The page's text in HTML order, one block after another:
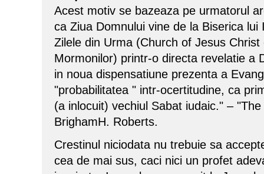
Acest motiv se bazeaza pe urmatorul
ca Ziua Domnului vine de la Biserica
Zilele din Urma (Church of Jesus
Mormonilor) printr-o directa revelatie a
in noua dispensatiune prezenta a
"probabilitatea " intr-ocertitudine, ca
(a inlocuit) vechiul Sabat iudaic." –
BrighamH. Roberts.
Crestinul niciodata nu trebuie sa
cea de mai sus, caci nici un profet